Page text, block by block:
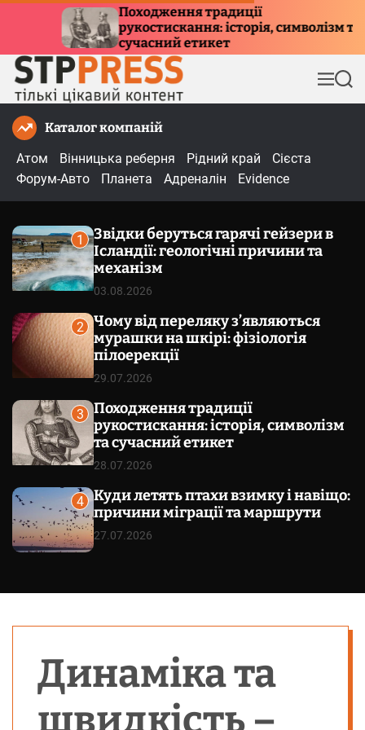
традиції
історія, символізм та
етикет
Куди
причини
М
е
П
о
Каталог компаній
Атом
Вінницька реберня Рідний край
Сієста
Форум-Авто
Планета Адреналін Evidence
1
Звідки беруться гарячі гейзери в
Ісландії: геологічні причини та
механізм
03.08.2026
2
Чому від переляку з’являються
мурашки на шкірі: фізіологія
пілоерекції
29.07.2026
3
Походження традиції
рукостискання: історія, символізм
та сучасний етикет
28.07.2026
4
Куди летять птахи взимку і навіщо:
причини міграції та маршрути
27.07.2026
Динаміка та
швидкість –